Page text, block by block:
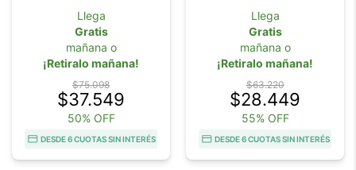
Llega
Gratis
mañana o
¡Retiralo mañana!
$75.098
$37.549
50% OFF
DESDE 6 CUOTAS SIN INTERÉS
Llega
Gratis
mañana o
¡Retiralo mañana!
$63.220
$28.449
55% OFF
DESDE 6 CUOTAS SIN INTERÉS